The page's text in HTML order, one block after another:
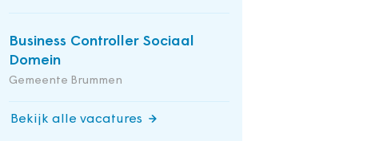
Business Controller Sociaal
Domein
Gemeente Brummen
Bekijk alle vacatures